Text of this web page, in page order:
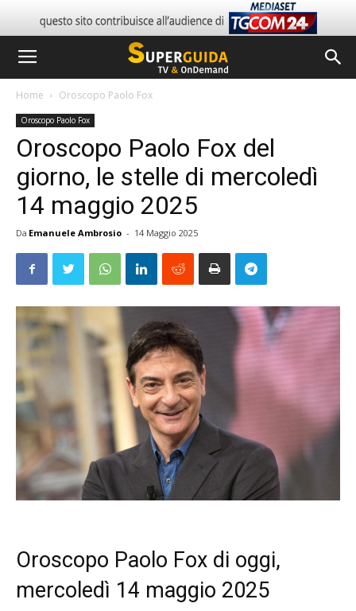
Home Oroscopo Paolo Fox
Oroscopo Paolo Fox
Oroscopo Paolo Fox del
giorno, le stelle di mercoledì
14 maggio 2025
Da Emanuele Ambrosio - 14 Maggio 2025
Oroscopo Paolo Fox di oggi,
mercoledì 14 maggio 2025